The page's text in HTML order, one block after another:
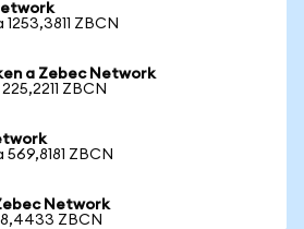
1253,3811 ZBCN
a Zebec Network
ZBCN
569,8181 ZBCN
Network
8,4433 ZBCN